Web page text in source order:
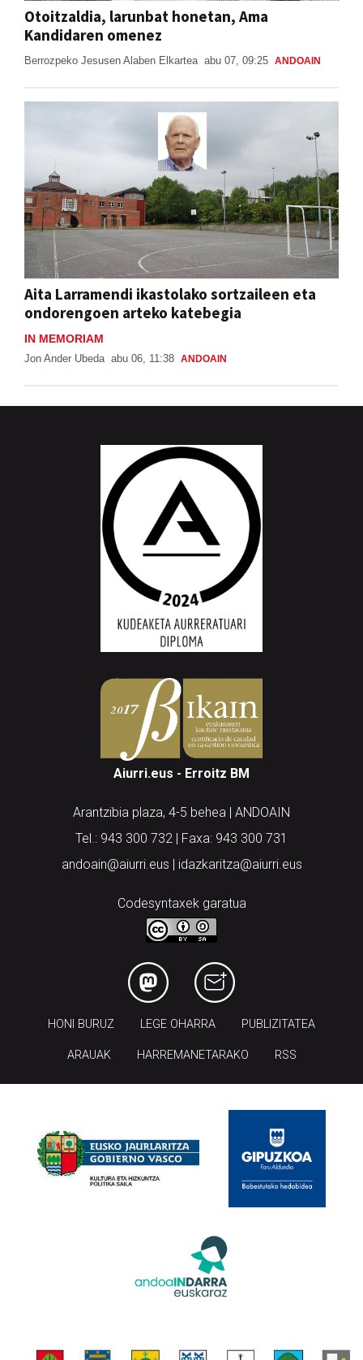
Otoitzaldia, larunbat honetan, Ama
Kandidaren omenez
Berrozpeko Jesusen Alaben Elkartea abu 07, 09:25 ANDOAIN
Aita Larramendi ikastolako sortzaileen eta
ondorengoen arteko katebegia
IN MEMORIAM
Jon Ander Ubeda abu 06, 11:38 ANDOAIN
Aiurri.eus - Erroitz BM
Arantzibia plaza, 4-5 behea | ANDOAIN
Tel.: 943 300 732 | Faxa: 943 300 731
andoain@aiurri.eus | idazkaritza@aiurri.eus
Codesyntaxek garatua
HONI BURUZ LEGE OHARRA PUBLIZITATEA
ARAUAK HARREMANETARAKO RSS